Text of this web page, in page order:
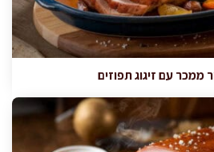
ממכר עם זיגוג תפוזים